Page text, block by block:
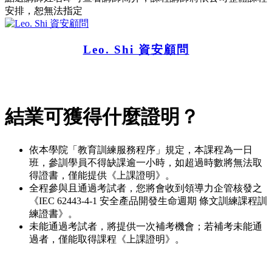
安排，恕無法指定
Leo. Shi 資安顧問
結業可獲得什麼證明？
依本學院「教育訓練服務程序」規定，本課程為一日
班，參訓學員不得缺課逾一小時，如超過時數將無法取
得證書，僅能提供《上課證明》。
全程參與且通過考試者，您將會收到領導力企管核發之
《IEC 62443-4-1 安全產品開發生命週期 條文訓練課程訓
練證書》。
未能通過考試者，將提供一次補考機會；若補考未能通
過者，僅能取得課程《上課證明》。